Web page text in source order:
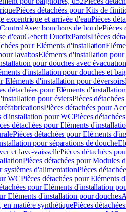
Pièces détachées pour Kits de
excentrique et arrivée d'eauPièces
Avec bouchons de bondePièces
d'eauGeberit DuofixParoisPièces
pour Eléments d'installation
lavabosEléments d'installation pour
pour douches avec
d'installation pour douches et
Eléments d'installation pour déversoirs
détachées pour Eléments
pour éviersPièces
Pièces détachées pour
d'installation pour WCPièces
détachées pour Eléments
Pièces détachées pour Eléments
pour séparations de douche
et lave-vaissellePièces détachées
Pièces détachées pour Modules
systèmes d'alimentationPièces
WCPièces détachées pour Eléments
pour Eléments d'installation
Eléments d'installation pour douches
en matière synthétiquePièces